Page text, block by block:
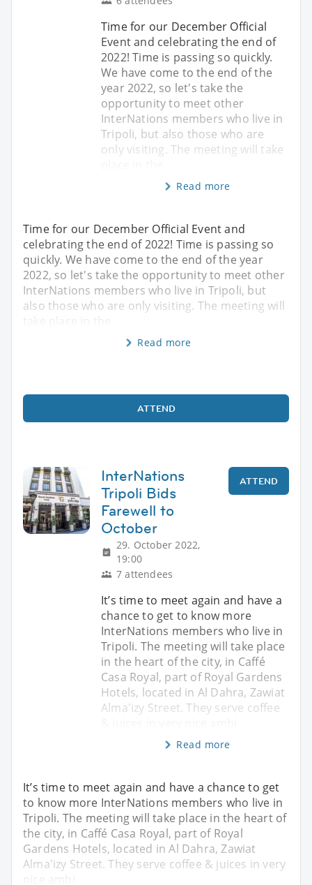
Time for our December Official
Event and celebrating the end of
2022! Time is passing so quickly.
We have come to the end of the
year 2022, so let's take the
opportunity to meet other
InterNations members who live in
Tripoli, but also those who are
only visiting. The meeting will take
Read more
Time for our December Official Event and
celebrating the end of 2022! Time is passing so
quickly. We have come to the end of the year
2022, so let's take the opportunity to meet other
InterNations members who live in Tripoli, but
also those who are only visiting. The meeting will
Read more
ATTEND
InterNations
Tripoli Bids
Farewell to
October
29. October 2022,
19:00
7 attendees
ATTEND
It’s time to meet again and have a
chance to get to know more
InterNations members who live in
Tripoli. The meeting will take place
in the heart of the city, in Caffé
Casa Royal, part of Royal Gardens
Hotels, located in Al Dahra, Zawiat
Alma'izy Street. They serve coffee
Read more
It’s time to meet again and have a chance to get
to know more InterNations members who live in
Tripoli. The meeting will take place in the heart of
the city, in Caffé Casa Royal, part of Royal
Gardens Hotels, located in Al Dahra, Zawiat
Alma'izy Street. They serve coffee & juices in very